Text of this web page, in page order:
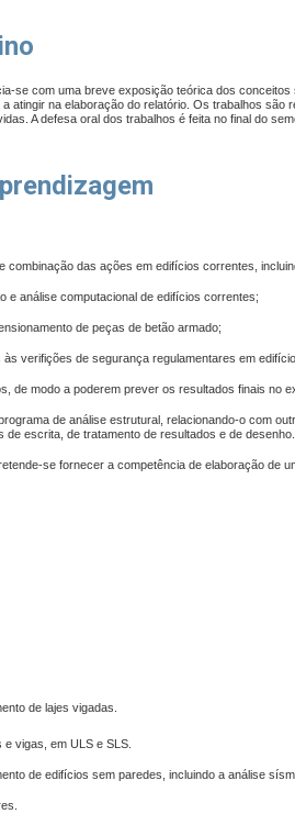
se com uma breve exposição teórica dos conceitos
atingir na elaboração do relatório. Os trabalhos são
A defesa oral dos trabalhos é feita no final do
combinação das ações em edifícios correntes,
e análise computacional de edifícios correntes;
de peças de betão armado;
verifições de segurança regulamentares em
de modo a poderem prever os resultados finais no
de análise estrutural, relacionando-o com
de escrita, de tratamento de resultados e de desenho.
se fornecer a competência de elaboração de
de lajes vigadas.
vigas, em ULS e SLS.
de edifícios sem paredes, incluindo a análise